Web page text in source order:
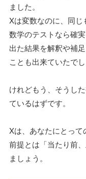
ました。
Xは変数なのに、同じ
数学のテストなら確
出た結果を解釈や補
ことも出来ていたでし
けれどもう、そうし
ているはずです。
Xは、あなたにとって
前提とは「当たり前
ましょう。